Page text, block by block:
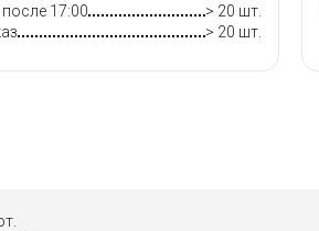
17:00
> 20 шт.
> 20 шт.